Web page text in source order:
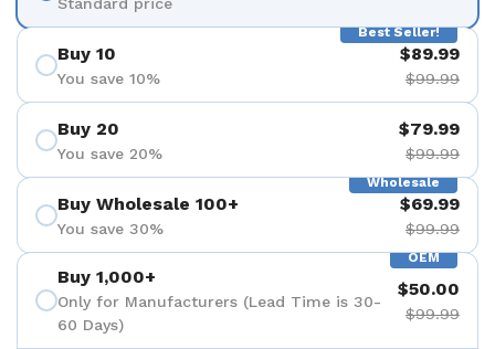
Best Seller!
Buy 10
You save 10%
$89.99
$99.99
Buy 20
You save 20%
$79.99
$99.99
Wholesale
Buy Wholesale 100+
You save 30%
$69.99
$99.99
OEM
Buy 1,000+
Only for Manufacturers (Lead Time is 30-
60 Days)
$50.00
$99.99